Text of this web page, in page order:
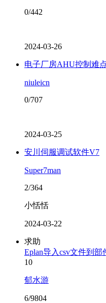
0/442
2024-03-26
电子厂房AHU控制难
niuleicn
0/707
2024-03-25
安川伺服调试软件V7
Super7man
2/364
小恬恬
2024-03-22
求助
Eplan导入csv文件到
10
郁水游
6/9804